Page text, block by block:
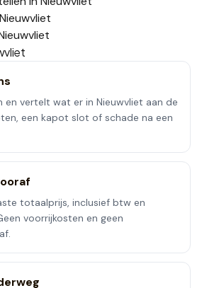
en vertelt wat er in Nieuwvliet aan de
een kapot slot of schade na een
totaalprijs, inclusief btw en
voorrijkosten en geen